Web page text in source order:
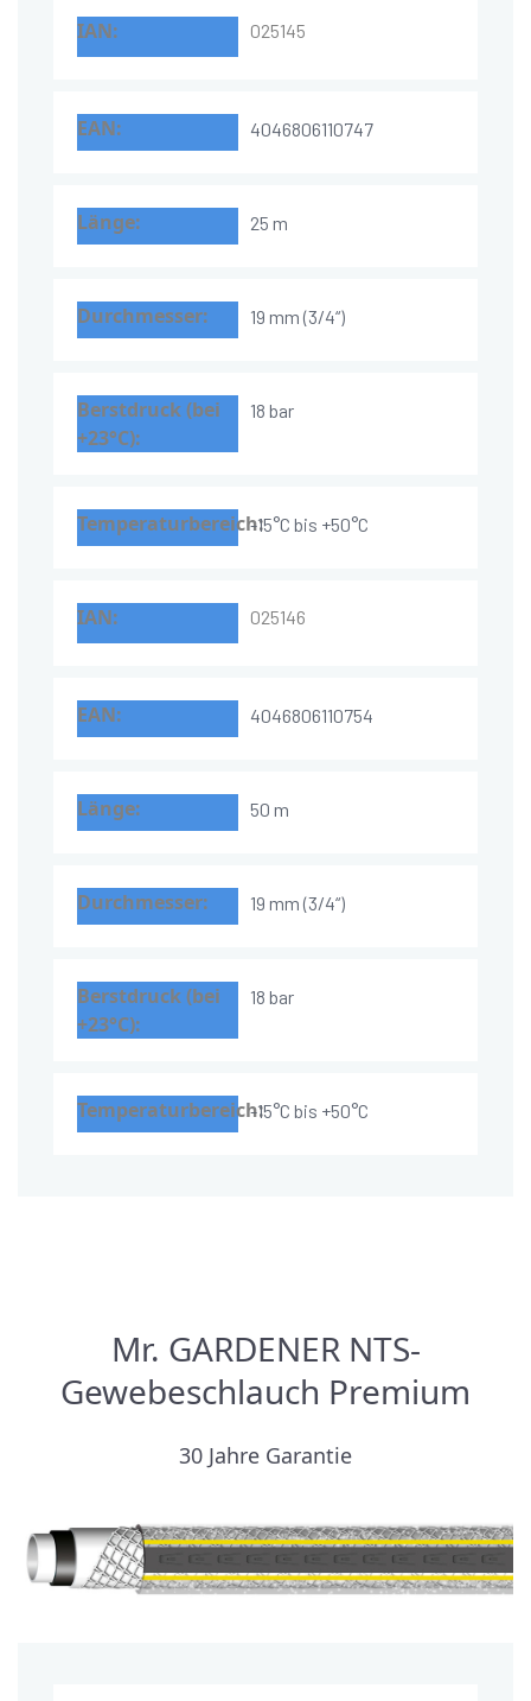
025145
4046806110747
25 m
19 mm (3/4“)
18 bar
-15°C bis +50°C
025146
4046806110754
50 m
19 mm (3/4“)
18 bar
-15°C bis +50°C
Mr. GARDENER NTS-
Gewebeschlauch Premium
30 Jahre Garantie